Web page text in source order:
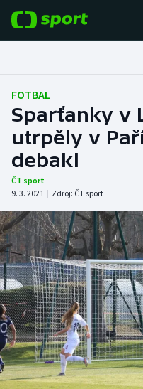
Fotbal
Hokej
Tenis
Atletika
Cyklistika
DALŠÍ SPORTY
Americký fotbal
Baseball a softbal
Basketbal
NEPŘEHLÉDNĚTE
Soutěže
Historické návraty
FOTBAL
Sparťanky v
utrpěly v
debakl
ČT sport
9. 3. 2021 | Zdroj: ČT sport